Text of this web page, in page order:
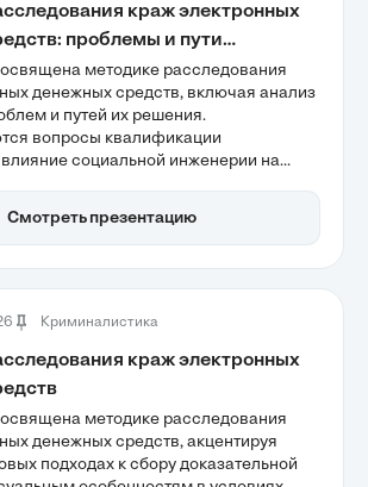
краж электронных
проблемы и пути
методике расследования
денежных средств, включая анализ
и путей их решения.
вопросы квалификации
влияние социальной инженерии на
Также обсуждаются меры по
регулирования и превентивные
Смотреть презентацию
Криминалистика
краж электронных
методике расследования
денежных средств, акцентируя
подходах к сбору доказательной